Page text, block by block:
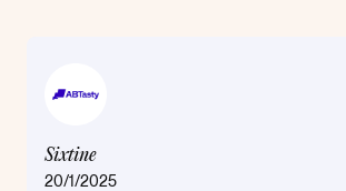
Sixtine
20/1/2025